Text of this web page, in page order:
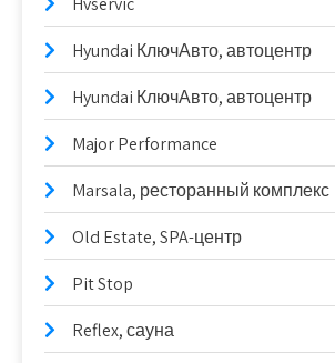
Hyundai КлючАвто, автоцентр
Hyundai КлючАвто, автоцентр
Major Performance
Marsala, ресторанный комплекс
Old Estate, SPA-центр
Pit Stop
Reflex, сауна